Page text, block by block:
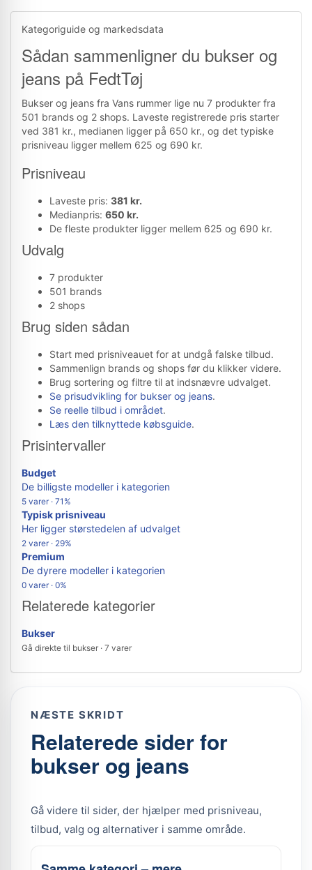
Kategoriguide og markedsdata
Sådan sammenligner du bukser og
jeans på FedtTøj
Bukser og jeans fra Vans rummer lige nu 7 produkter fra
501 brands og 2 shops. Laveste registrerede pris starter
ved 381 kr., medianen ligger på 650 kr., og det typiske
prisniveau ligger mellem 625 og 690 kr.
Prisniveau
Laveste pris: 381 kr.
Medianpris: 650 kr.
De fleste produkter ligger mellem 625 og 690 kr.
Udvalg
7 produkter
501 brands
2 shops
Brug siden sådan
Start med prisniveauet for at undgå falske tilbud.
Sammenlign brands og shops før du klikker videre.
Brug sortering og filtre til at indsnævre udvalget.
Se prisudvikling for bukser og jeans.
Se reelle tilbud i området.
Læs den tilknyttede købsguide.
Prisintervaller
Budget
De billigste modeller i kategorien
5 varer · 71%
Typisk prisniveau
Her ligger størstedelen af udvalget
2 varer · 29%
Premium
De dyrere modeller i kategorien
0 varer · 0%
Relaterede kategorier
Bukser
Gå direkte til bukser · 7 varer
NÆSTE SKRIDT
Relaterede sider for
bukser og jeans
Gå videre til sider, der hjælper med prisniveau,
tilbud, valg og alternativer i samme område.